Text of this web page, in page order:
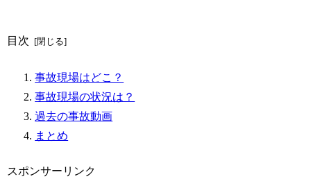
目次
事故現場はどこ？
事故現場の状況は？
過去の事故動画
まとめ
スポンサーリンク